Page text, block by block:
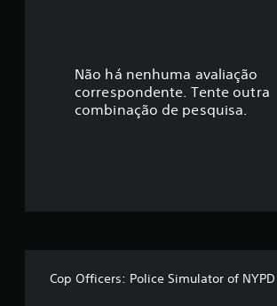
Não há nenhuma avaliação
correspondente. Tente outra
combinação de pesquisa.
Cop Officers: Police Simulator of